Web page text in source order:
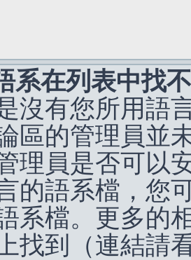
系在列表中找
沒有您所用語
區的管理員並
理員是否可以
的語系檔，您
系檔。更多的
找到（連結請